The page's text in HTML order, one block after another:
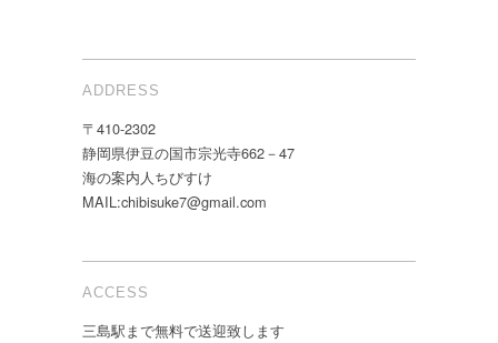
ADDRESS
〒410-2302
静岡県伊豆の国市宗光寺662－47
海の案内人ちびすけ
MAIL:chibisuke7@gmail.com
ACCESS
三島駅まで無料で送迎致します